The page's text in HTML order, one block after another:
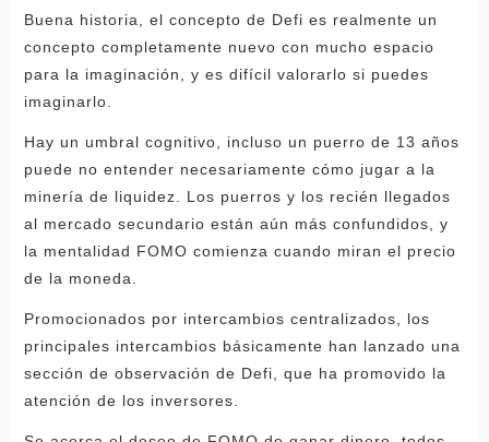
Buena historia, el concepto de Defi es realmente un
concepto completamente nuevo con mucho espacio
para la imaginación, y es difícil valorarlo si puedes
imaginarlo.
Hay un umbral cognitivo, incluso un puerro de 13 años
puede no entender necesariamente cómo jugar a la
minería de liquidez. Los puerros y los recién llegados
al mercado secundario están aún más confundidos, y
la mentalidad FOMO comienza cuando miran el precio
de la moneda.
Promocionados por intercambios centralizados, los
principales intercambios básicamente han lanzado una
sección de observación de Defi, que ha promovido la
atención de los inversores.